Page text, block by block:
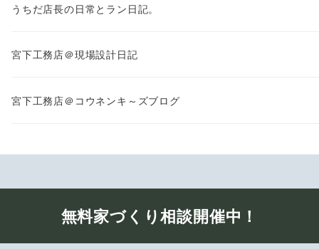
うちだ店長の日常とラン日記。
宮下工務店＠現場設計日記
宮下工務店＠コウネンキ～ズブログ
無料家づくり相談開催中！